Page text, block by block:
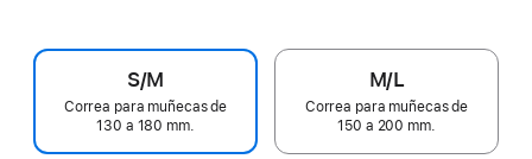
S/M
Correa para muñecas de
130 a 180 mm.
M/L
Correa para muñecas de
150 a 200 mm.